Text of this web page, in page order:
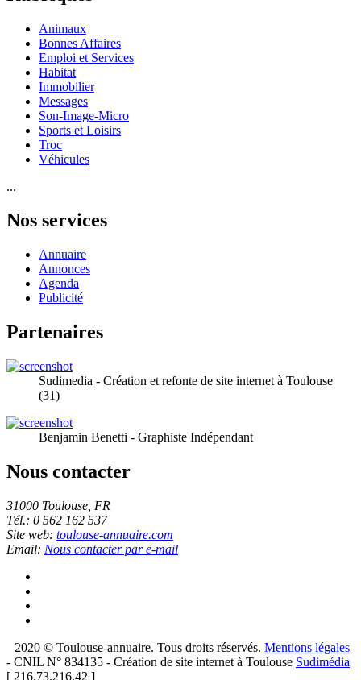
Animaux
Bonnes Affaires
Emploi et Services
Habitat
Immobilier
Messages
Son-Image-Micro
Sports et Loisirs
Troc
Véhicules
...
Nos services
Annuaire
Annonces
Agenda
Publicité
Partenaires
Sudimedia - Création et refonte de site internet à Toulouse
(31)
Benjamin Benetti - Graphiste Indépendant
Nous contacter
31000 Toulouse, FR
Tél.: 0 562 162 537
Site web: toulouse-annuaire.com
Email: Nous contacter par e-mail
2020 © Toulouse-annuaire. Tous droits réservés. Mentions légales
- CNIL N° 834135 - Création de site internet à Toulouse Sudimédia
[ 216.73.216.42 ]